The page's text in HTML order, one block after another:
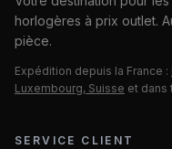
horlogères à prix outlet.
pièce.
Expédition depuis la France :
Luxembourg, Suisse et dans
SERVICE CLIENT